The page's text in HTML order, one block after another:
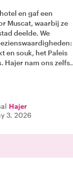
en gaf een
Muscat, waarbij ze
deelde. We
en souk, het Paleis
Hajer nam ons zelfs
wat winkels te
naar een lokaal
met bestellen en ging
veel gevraagd voor
een fantastische
Hajer
3, 2026